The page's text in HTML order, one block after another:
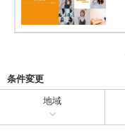
条件変更
地域